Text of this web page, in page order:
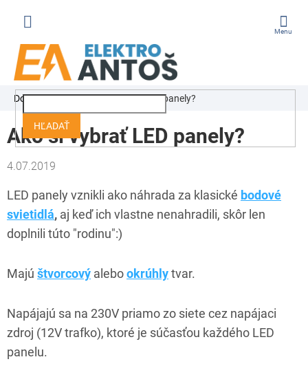
HĽADAŤ
Domov Blog Ako si vybrať LED panely?
Ako si vybrať LED panely?
4.07.2019
LED panely vznikli ako náhrada za klasické bodové
svietidlá, aj keď ich vlastne nenahradili, skôr len
doplnili túto "rodinu":)
Majú štvorcový alebookrúhlytvar.
Napájajú sa na 230V priamo zo siete cez napájaci
zdroj (12V trafko), ktoré je súčasťou každého LED
panelu.